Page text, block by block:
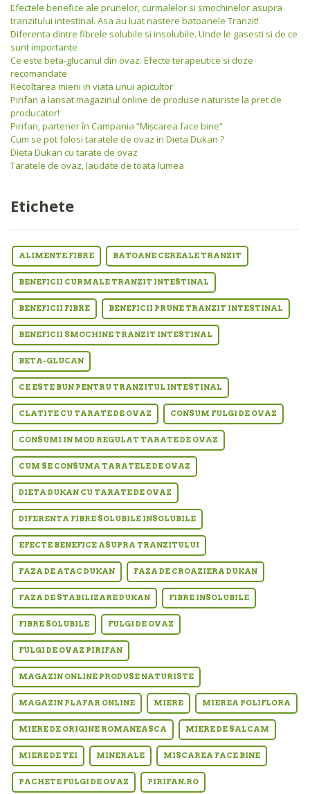
Efectele benefice ale prunelor, curmalelor si smochinelor asupra
tranzitului intestinal. Asa au luat nastere batoanele Tranzit!
Diferenta dintre fibrele solubile si insolubile. Unde le gasesti si de ce
sunt importante
Ce este beta-glucanul din ovaz. Efecte terapeutice si doze
recomandate
Recoltarea mierii in viata unui apicultor
Pirifan a lansat magazinul online de produse naturiste la pret de
producator!
Pirifan, partener în Campania “Mişcarea face bine”
Cum se pot folosi taratele de ovaz in Dieta Dukan ?
Dieta Dukan cu tarate de ovaz
Taratele de ovaz, laudate de toata lumea
Etichete
ALIMENTE FIBRE BATOANE CEREALE TRANZIT
BENEFICII CURMALE TRANZIT INTESTINAL
BENEFICII FIBRE BENEFICII PRUNE TRANZIT INTESTINAL
BENEFICII SMOCHINE TRANZIT INTESTINAL
BETA-GLUCAN
CE ESTE BUN PENTRU TRANZITUL INTESTINAL
CLATITE CU TARATE DE OVAZ CONSUM FULGI DE OVAZ
CONSUMI IN MOD REGULAT TARATE DE OVAZ
CUM SE CONSUMA TARATELE DE OVAZ
DIETA DUKAN CU TARATE DE OVAZ
DIFERENTA FIBRE SOLUBILE INSOLUBILE
EFECTE BENEFICE ASUPRA TRANZITULUI
FAZA DE ATAC DUKAN FAZA DE CROAZIERA DUKAN
FAZA DE STABILIZARE DUKAN FIBRE INSOLUBILE
FIBRE SOLUBILE FULGI DE OVAZ
FULGI DE OVAZ PIRIFAN
MAGAZIN ONLINE PRODUSE NATURISTE
MAGAZIN PLAFAR ONLINE MIERE MIEREA POLIFLORA
MIERE DE ORIGINE ROMANEASCA MIERE DE SALCAM
MIERE DE TEI MINERALE MISCAREA FACE BINE
PACHETE FULGI DE OVAZ PIRIFAN.RO